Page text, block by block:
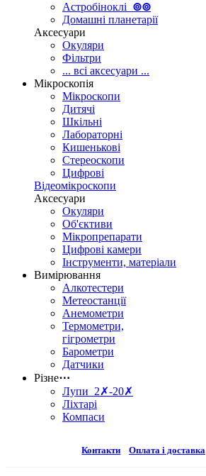
Астробіноклі ⊚⊚
Домашні планетарії
Аксесуари
Окуляри
Фільтри
... всі аксесуари ...
Мікроскопія
Мікроскопи
Дитячі
Шкільні
Лабораторні
Кишенькові
Стереоскопи
Цифрові
Відеомікроскопи
Аксесуари
Окуляри
Об'єктиви
Мікропрепарати
Цифрові камери
Інструменти, матеріали
Вимірювання
Алкотестери
Метеостанції
Анемометри
Термометри,
гігрометри
Барометри
Датчики
Різне⋯
Лупи 2✗-20✗
Ліхтарі
Компаси
Контакти Оплата і доставка